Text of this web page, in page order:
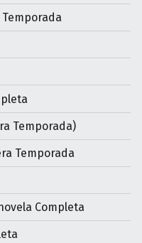
Temporada)
Temporada
Completa